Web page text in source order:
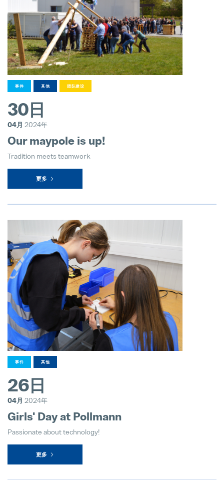
事件 其他 团队建设
30日
04月 2024年
Our maypole is up!
Tradition meets teamwork
更多
事件 其他
26日
04月 2024年
Girls' Day at Pollmann
Passionate about technology!
更多